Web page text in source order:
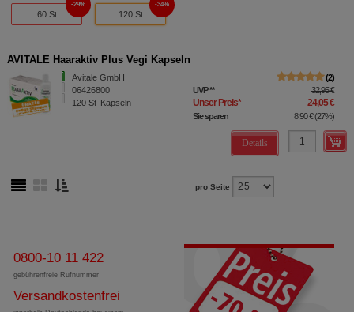
60 St
29%
120 St
34%
AVITALE Haaraktiv Plus Vegi Kapseln
Avitale GmbH
06426800
120 St Kapseln
2
UVP** 32,95 €
Unser Preis* 24,05 €
Sie sparen 8,90 €(27%)
Details
pro Seite
0800-10 11 422
gebührenfreie Rufnummer
Versandkostenfrei